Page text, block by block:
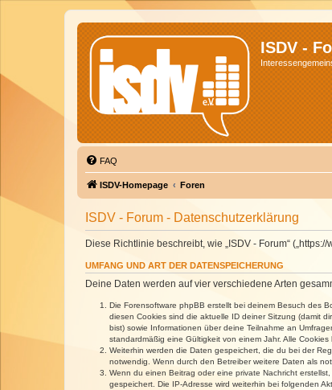
ISDV -
FAQ
ISDV-Homepage Foren
ISDV - Forum - Datenschutzerklärung
Diese Richtlinie beschreibt, wie „ISDV - Forum“
UMFANG UND ART DER DATENSPEICHERUNG
Deine Daten werden auf vier verschiedene Arten
Die Forensoftware phpBB erstellt bei deinem Besuch des
diesen Cookies sind die aktuelle ID deiner Sitzung (damit
bist) sowie Informationen über deine Teilnahme an
standardmäßig eine Gültigkeit von einem Jahr. Alle
Weiterhin werden die Daten gespeichert, die du bei der
notwendig. Wenn durch den Betreiber weitere Daten als
Wenn du einen Beitrag oder eine private Nachricht
gespeichert. Die IP-Adresse wird weiterhin bei folgenden